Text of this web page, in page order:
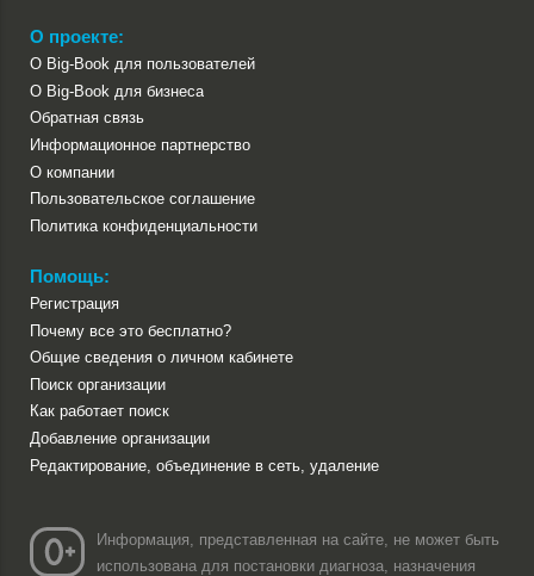
О проекте:
О Big-Book для пользователей
О Big-Book для бизнеса
Обратная связь
Информационное партнерство
О компании
Пользовательское соглашение
Политика конфиденциальности
Помощь:
Регистрация
Почему все это бесплатно?
Общие сведения о личном кабинете
Поиск организации
Как работает поиск
Добавление организации
Редактирование, объединение в сеть, удаление
Информация, представленная на сайте, не может быть
использована для постановки диагноза, назначения